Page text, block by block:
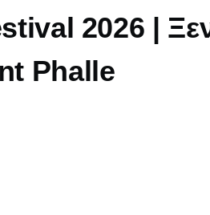
2026 |
Phalle